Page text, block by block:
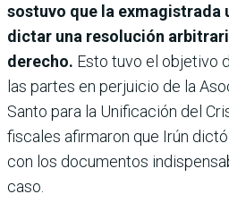
sostuvo que la exmagistrada
dictar una resolución
derecho. Esto tuvo el objetivo
las partes en perjuicio de la
Santo para la Unificación del
fiscales afirmaron que Irún
con los documentos
caso.